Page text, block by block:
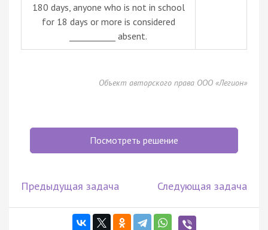
180 days, anyone who is not in school
for 18 days or more is considered
___________ absent.
Объект авторского права ООО «Легион»
Посмотреть решение
Предыдущая задача Следующая задача